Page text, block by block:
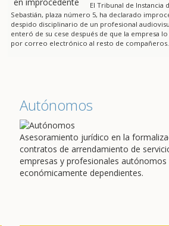
El Tribunal de Instancia
Sebastián, plaza número 5, ha declarado
despido disciplinario de un profesional
enteró de su cese después de que la empresa
por correo electrónico al resto de compañeros.
Autónomos
Asesoramiento jurídico en la
contratos de arrendamiento de
empresas y profesionales autónomos
económicamente dependientes.